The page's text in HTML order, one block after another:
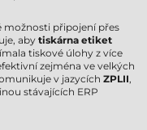
možnosti připojení přes
aby tiskárna etiket
tiskové úlohy z více
zejména ve velkých
v jazycích ZPLII,
stávajících ERP